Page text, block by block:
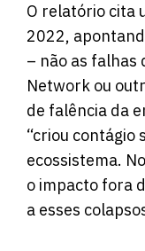
O relatório cita
2022,
– não as falhas
Network ou
de falência da
“criou contágio
ecossistema.
o impacto fora
a esses